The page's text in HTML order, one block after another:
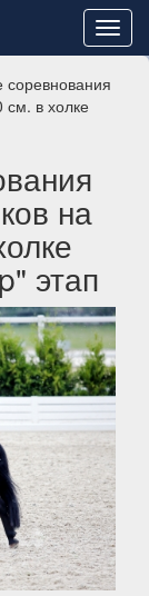
соревнования
см. в холке
на
этап